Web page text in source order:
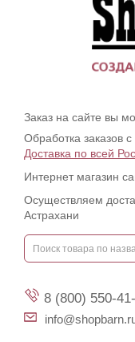
Заказ на сайте вы
Обработка заказов с
Доставка по всей
Интернет магазин
Осуществляем
Астрахани
8 (800) 550-